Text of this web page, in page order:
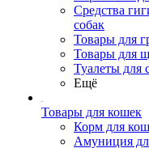
Средства
собак
Товары для
Товары для
Туалеты для
Ещё
Товары для кошек
Корм для
Амуниция